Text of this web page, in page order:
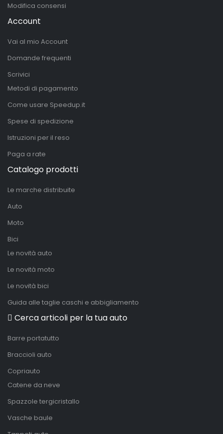
Modifica consensi
Account
Vai al mio Account
Domande frequenti
Scrivici
Metodi di pagamento
Come usare Speedup.it
Spese di spedizione
Istruzioni per il reso
Paga a rate
Catalogo prodotti
Le marche distribuite
Auto
Moto
Bici
Le novità auto
Le novità moto
Le novità bici
Guida alle taglie caschi e abbigliamento
Cerca articoli per la tua auto
Barre portatutto
Braccioli auto
Copriauto
Catene da neve
Spazzole tergicristallo
Vasche baule